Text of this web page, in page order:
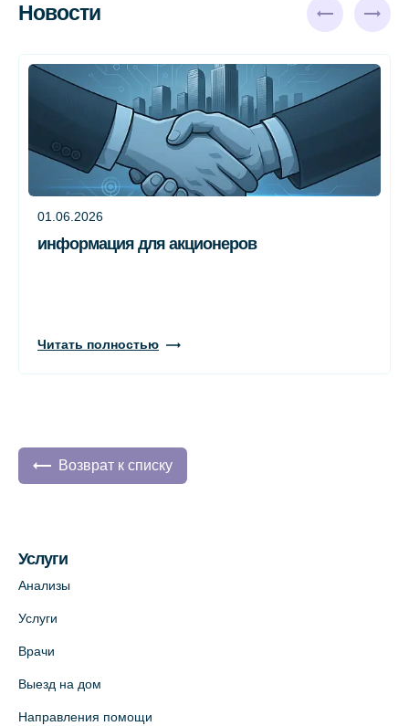
Новости
01.06.2026
информация для акционеров
Читать полностью
Возврат к списку
Услуги
Анализы
Услуги
Врачи
Выезд на дом
Направления помощи